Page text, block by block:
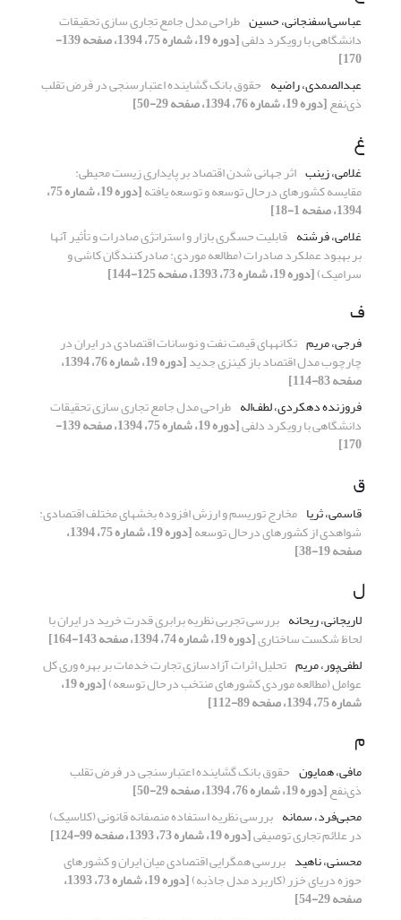
عباسی‌اسفنجانی، حسین طراحی مدل جامع تجاری سازی تحقیقات
دانشگاهی با رویکرد دلفی [دوره 19، شماره 75، 1394، صفحه 139-
170]
عبدالصمدی، راضیه حقوق بانک گشاینده اعتبارسنجی در فرض تقلب
ذی‌نفع[دوره 19، شماره 76، 1394، صفحه 29-50]
غ
غلامی، زینب اثر جهانی شدن اقتصاد بر پایداری زیست محیطی:
مقایسه کشورهای درحال توسعه و توسعه یافته [دوره 19، شماره 75،
1394، صفحه 1-18]
غلامی، فرشته قابلیت حسگری بازار و استراتژی صادرات و تأثیر آنها
بر بهبود عملکرد صادرات (مطالعه موردی: صادرکنندگان کاشی و
سرامیک)[دوره 19، شماره 73، 1393، صفحه 125-144]
ف
فرجی، مریم تکانههای قیمت نفت و نوسانات اقتصادی در ایران در
چارچوب مدل اقتصاد باز کینزی جدید [دوره 19، شماره 76، 1394،
صفحه 83-114]
فروزنده دهکردی، لطف‌اله طراحی مدل جامع تجاری سازی تحقیقات
دانشگاهی با رویکرد دلفی [دوره 19، شماره 75، 1394، صفحه 139-
170]
ق
قاسمی، ثریا مخارج توریسم و ارزش افزوده بخشهای مختلف اقتصادی:
شواهدی از کشورهای درحال توسعه [دوره 19، شماره 75، 1394،
صفحه 19-38]
ل
لاریجانی، ریحانه بررسی تجربی نظریه برابری قدرت خرید در ایران با
لحاظ شکست ساختاری[دوره 19، شماره 74، 1394، صفحه 143-164]
لطفی‌پور، مریم تحلیل اثرات آزادسازی تجارت خدمات بر بهره وری کل
عوامل (مطالعه موردی کشورهای منتخب درحال توسعه) [دوره 19،
شماره 75، 1394، صفحه 89-112]
م
مافی، همایون حقوق بانک گشاینده اعتبارسنجی در فرض تقلب
ذی‌نفع[دوره 19، شماره 76، 1394، صفحه 29-50]
محبی‌فرد، سمانه بررسی نظریه استفاده منصفانه قانونی (کلاسیک)
در علائم تجاری توصیفی[دوره 19، شماره 73، 1393، صفحه 99-124]
محسنی، ناهید بررسی همگرایی اقتصادی میان ایران و کشورهای
حوزه دریای خزر (کاربرد مدل جاذبه) [دوره 19، شماره 73، 1393،
صفحه 29-54]